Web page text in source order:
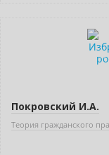
Индивидуальный
Покровский И.А.
Теория гражданского